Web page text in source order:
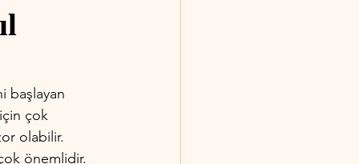
başlayan
çok
olabilir.
önemlidir.